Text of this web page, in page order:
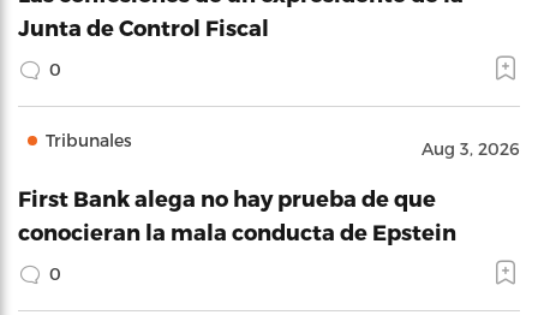
Junta de Control Fiscal
0
Tribunales Aug 3, 2026
First Bank alega no hay prueba de que
conocieran la mala conducta de Epstein
0